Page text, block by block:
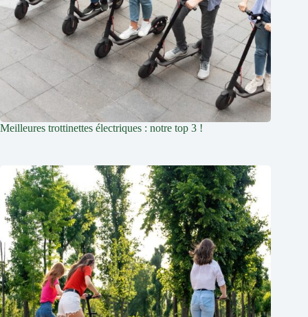
Meilleures trottinettes électriques : notre top 3 !